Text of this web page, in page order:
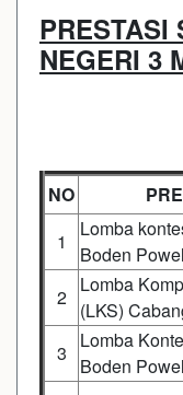
PRESTASI
NEGERI 3
NO
1
Lomba
Boden
2
Lomba
(LKS)
3
Lomba
Boden